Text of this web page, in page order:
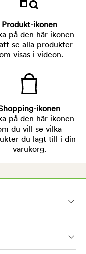
Produkt-ikonen
på den här ikonen
se alla produkter
visas i videon.
ikonen
på den här ikonen
du vill se vilka
du lagt till i din
varukorg.